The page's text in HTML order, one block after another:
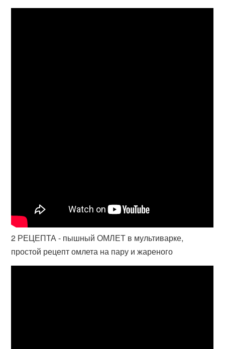
2 РЕЦЕПТА - пышный ОМЛЕТ в мультиварке,
простой рецепт омлета на пару и жареного